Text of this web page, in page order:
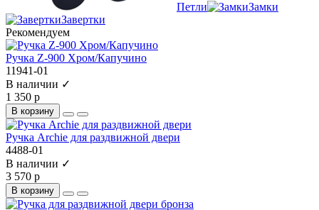
Петли
Замки
Завертки
Рекомендуем
Ручка Z-900 Хром/Капучино
11941-01
В наличии ✓
1 350 р
В корзину
Ручка Archie для раздвижной двери
4488-01
В наличии ✓
3 570 р
В корзину